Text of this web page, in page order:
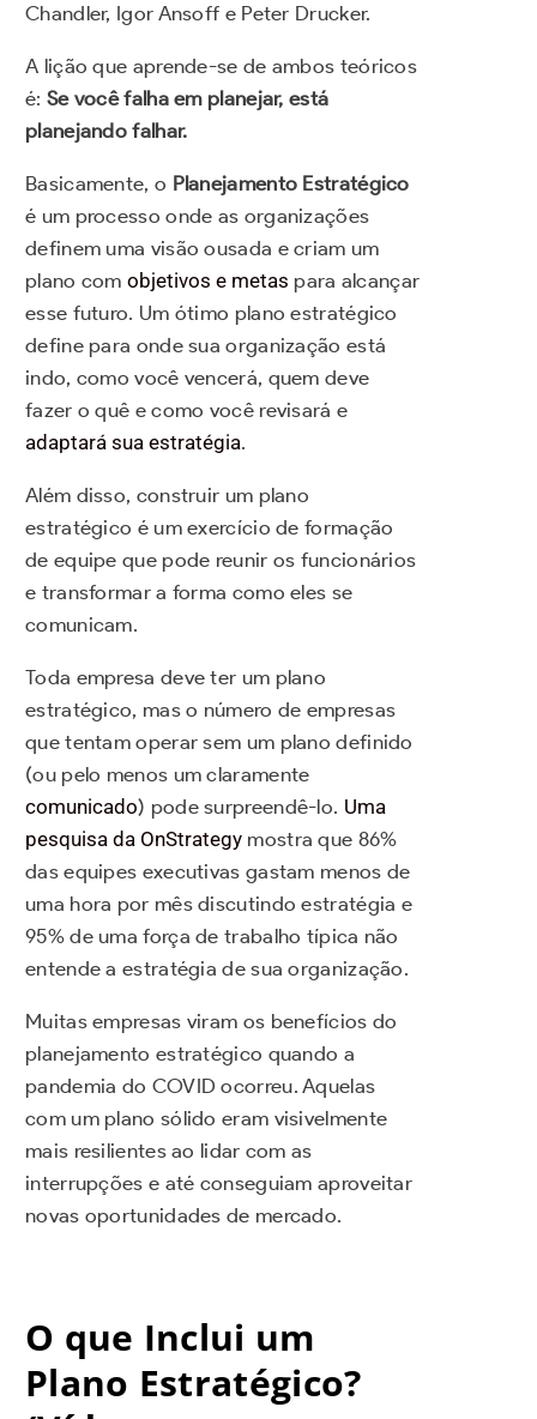
Chandler, Igor Ansoff e Peter Drucker.
A lição que aprende-se de ambos teóricos
é: Se você falha em planejar, está
planejando falhar.
Basicamente, o Planejamento Estratégico
é um processo onde as organizações
definem uma visão ousada e criam um
plano comobjetivos e metas para alcançar
esse futuro. Um ótimo plano estratégico
define para onde sua organização está
indo, como você vencerá, quem deve
fazer o quê e como você revisará e
adaptará sua estratégia.
Além disso, construir um plano
estratégico é um exercício de formação
de equipe que pode reunir os funcionários
e transformar a forma como eles se
comunicam.
Toda empresa deve ter um plano
estratégico, mas o número de empresas
que tentam operar sem um plano definido
(ou pelo menos um claramente
comunicado) pode surpreendê-lo. Uma
pesquisa da OnStrategy mostra que 86%
das equipes executivas gastam menos de
uma hora por mês discutindo estratégia e
95% de uma força de trabalho típica não
entende a estratégia de sua organização.
Muitas empresas viram os benefícios do
planejamento estratégico quando a
pandemia do COVID ocorreu. Aquelas
com um plano sólido eram visivelmente
mais resilientes ao lidar com as
interrupções e até conseguiam aproveitar
novas oportunidades de mercado.
O que Inclui um
Plano Estratégico?